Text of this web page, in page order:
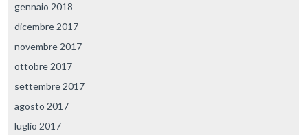
gennaio 2018
dicembre 2017
novembre 2017
ottobre 2017
settembre 2017
agosto 2017
luglio 2017